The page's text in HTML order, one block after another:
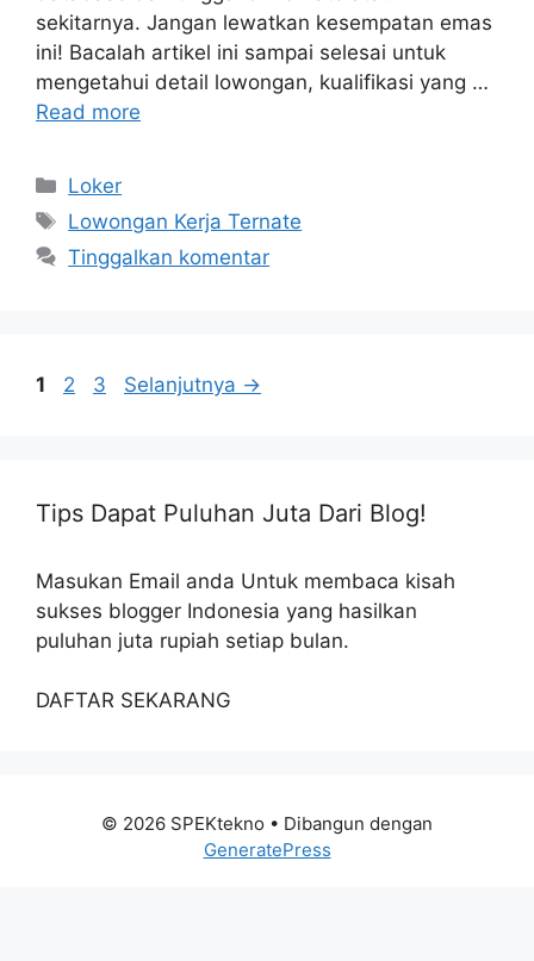
sekitarnya. Jangan lewatkan kesempatan emas
ini! Bacalah artikel ini sampai selesai untuk
mengetahui detail lowongan, kualifikasi yang …
Read more
Kategori
Loker
Tag
Lowongan Kerja Ternate
Tinggalkan komentar
Halaman
1 Halaman
2 Halaman
3 Selanjutnya →
Tips Dapat Puluhan Juta Dari Blog!
Masukan Email anda Untuk membaca kisah
sukses blogger Indonesia yang hasilkan
puluhan juta rupiah setiap bulan.
DAFTAR SEKARANG
© 2026 SPEKtekno • Dibangun dengan
GeneratePress